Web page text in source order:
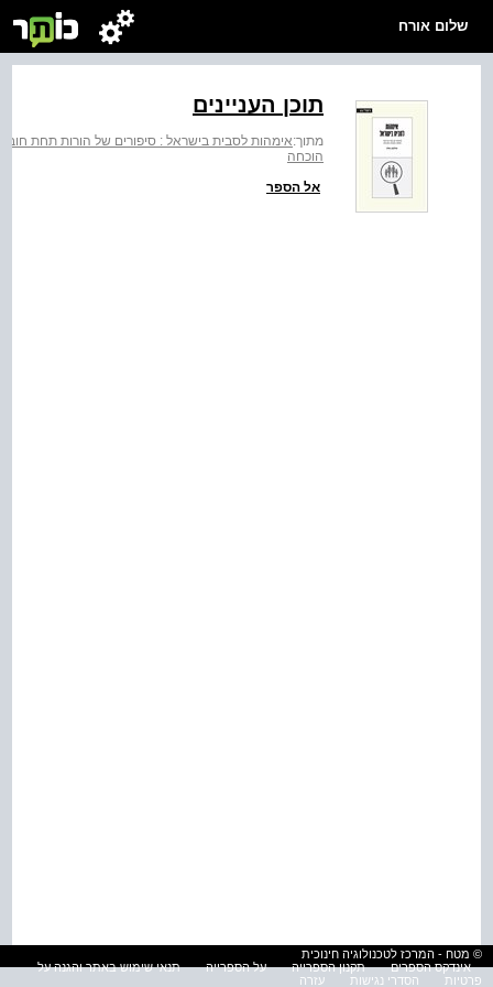
שלום אורח
תוכן העניינים
מתוך:אימהות לסבית בישראל : סיפורים של הורות תחת
הוכחה
אל הספר
© מטח - המרכז לטכנולוגיה חינוכית
אינדקס הספרים
תקנון הספרייה על הספרייה
תנאי שימוש באתר והגנה על
פרטיות
הסדרי נגישות עזרה